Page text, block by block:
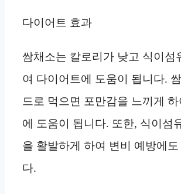
다이어트 효과
쌈채소는 칼로리가 낮고 식이섬
여 다이어트에 도움이 됩니다.
드로 먹으면 포만감을 느끼게
에 도움이 됩니다. 또한, 식이섬
을 활발하게 하여 변비 예방에도
다.